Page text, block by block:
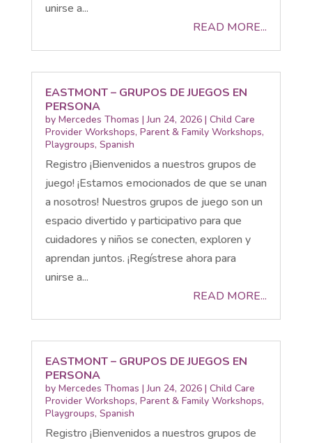
unirse a...
READ MORE...
EASTMONT – GRUPOS DE JUEGOS EN
PERSONA
by Mercedes Thomas |Jun 24, 2026| Child Care
Provider Workshops, Parent & Family Workshops,
Playgroups, Spanish
Registro ¡Bienvenidos a nuestros grupos de
juego! ¡Estamos emocionados de que se unan
a nosotros! Nuestros grupos de juego son un
espacio divertido y participativo para que
cuidadores y niños se conecten, exploren y
aprendan juntos. ¡Regístrese ahora para
unirse a...
READ MORE...
EASTMONT – GRUPOS DE JUEGOS EN
PERSONA
by Mercedes Thomas |Jun 24, 2026| Child Care
Provider Workshops, Parent & Family Workshops,
Playgroups, Spanish
Registro ¡Bienvenidos a nuestros grupos de